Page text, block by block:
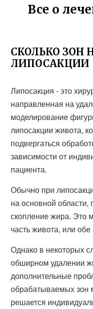
Все о
СКОЛЬКО ЗОН
ЛИПОСАКЦИИ
Липосакция - это
направленная на
моделирование
липосакции живота,
подвергаться
зависимости от
пациента.
Обычно при
на основной области,
скопление жира. Это
часть живота, или
Однако в некоторых
обширном удалении
дополнительные
обрабатываемых зон
решается